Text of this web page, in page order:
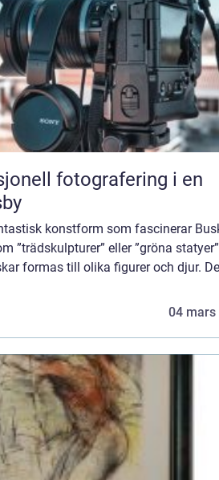
konstform som fascinerar
”trädskulpturer” eller ”gröna
formas till olika figurer och djur.
04 mars